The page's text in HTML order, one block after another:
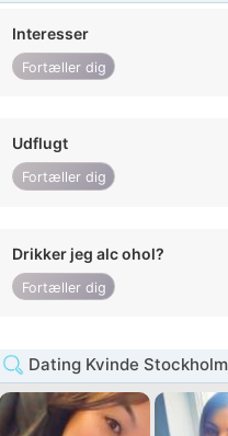
Interesser
Fortæller dig
Udflugt
Fortæller dig
Drikker jeg alc ohol?
Fortæller dig
Dating Kvinde Stockholm